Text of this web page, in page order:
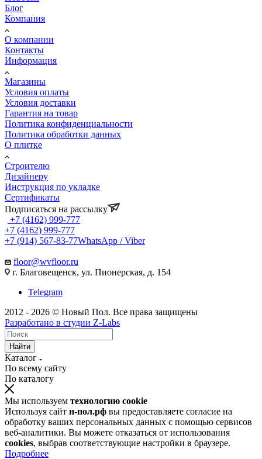
Блог
Компания
О компании
Контакты
Информация
Магазины
Условия оплаты
Условия доставки
Гарантия на товар
Политика конфиденциальности
Политика обработки данных
О плитке
Строителю
Дизайнеру
Инструкция по укладке
Сертификаты
Подписаться на рассылку
+7 (4162) 999-777
+7 (4162) 999-777
+7 (914) 567-83-77WhatsApp / Viber
floor@wvfloor.ru
г. Благовещенск, ул. Пионерская, д. 154
Telegram
2012 - 2026 © Новый Пол. Все права защищены
Разработано в студии Z-Labs
Найти
Каталог
По всему сайту
По каталогу
Мы используем технологию cookie
Используя сайт н-пол.рф вы предоставляете согласие на
обработку ваших персональных данных с помощью сервисов
веб-аналитики. Вы можете отказаться от использования
cookies, выбрав соответствующие настройки в браузере.
Подробнее